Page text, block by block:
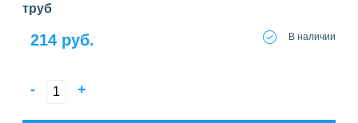
труб
214 руб. В наличии
- +